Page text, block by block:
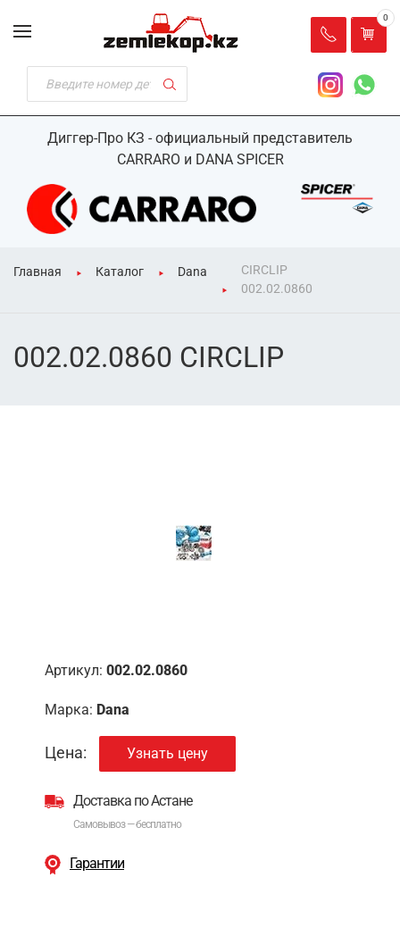
Диггер-Про КЗ - официальный представитель
CARRARO и DANA SPICER
0
Главная Каталог Dana
CIRCLIP
002.02.0860
002.02.0860 CIRCLIP
Артикул: 002.02.0860
Марка: Dana
Цена: Узнать цену
Доставка по Астане
Самовывоз — бесплатно
Гарантии